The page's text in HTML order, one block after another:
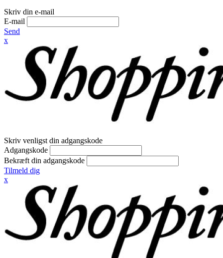
Skriv din e-mail
E-mail
Send
x
Skriv venligst din adgangskode
Adgangskode
Bekræft din adgangskode
Tilmeld dig
x